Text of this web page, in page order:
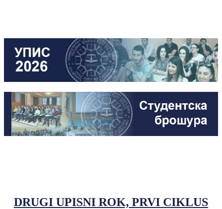
DRUGI UPISNI ROK, PRVI CIKLUS